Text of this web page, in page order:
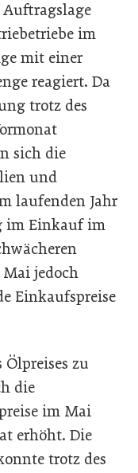
im
mit einer
reagiert. Da
trotz des
sich die
und
laufenden Jahr
im Einkauf im
jedoch
Einkaufspreise
zu
die
im Mai
erhöht. Die
trotz des